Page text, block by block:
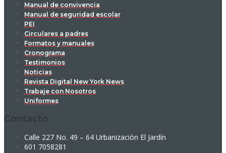
Manual de convivencia
Manual de seguridad escolar
PEI
Circulares a padres
Formatos y manuales
Cronograma
Testimonios
Noticias
Revista Digital New York News
Trabaje con Nosotros
Uniformes
Contacto
Calle 227 No. 49 – 64 Urbanización El Jardín
601 7058281